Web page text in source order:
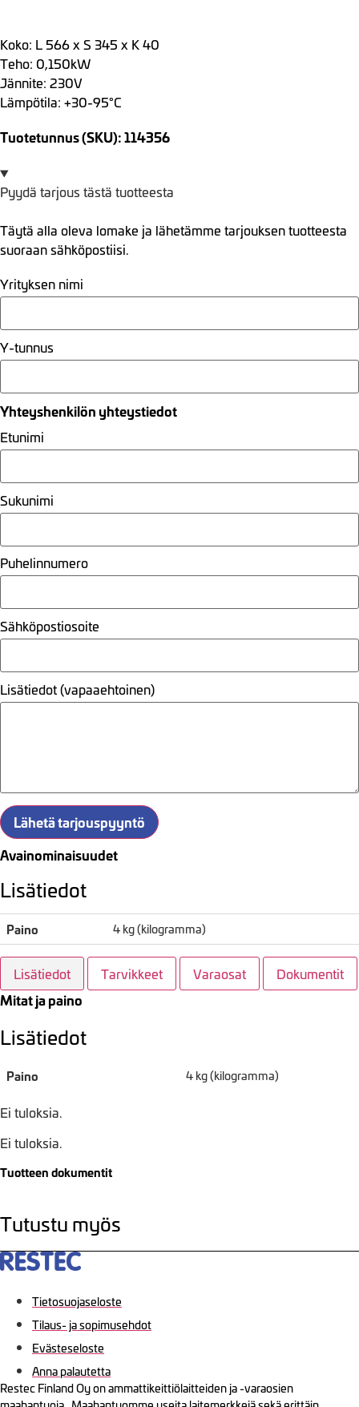
Koko: L 566 x S 345 x K 40
Teho: 0,150kW
Jännite: 230V
Lämpötila: +30-95°C
Tuotetunnus (SKU): 114356
Pyydä tarjous tästä tuotteesta
Täytä alla oleva lomake ja lähetämme tarjouksen tuotteesta
suoraan sähköpostiisi.
Yrityksen nimi
Y-tunnus
Yhteyshenkilön yhteystiedot
Etunimi
Sukunimi
Puhelinnumero
Sähköpostiosoite
Lisätiedot (vapaaehtoinen)
Lähetä tarjouspyyntö
Avainominaisuudet
Lisätiedot
Paino 4 kg (kilogramma)
Lisätiedot Tarvikkeet Varaosat Dokumentit
Mitat ja paino
Lisätiedot
Paino 4 kg (kilogramma)
Ei tuloksia.
Ei tuloksia.
Tuotteen dokumentit
Tutustu myös
Tietosuojaseloste
Tilaus- ja sopimusehdot
Evästeseloste
Anna palautetta
Restec Finland Oy on ammattikeittiölaitteiden ja -varaosien